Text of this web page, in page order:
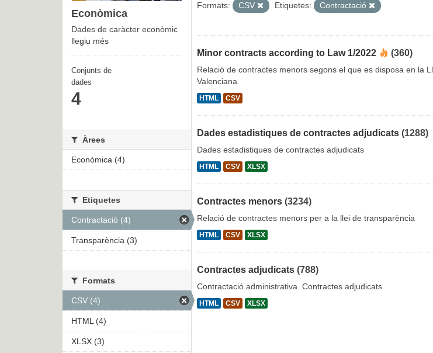
Formats: CSV Etiquetes: Contractació
Minor contracts according to Law 1/2022 (360)
Relació de contractes menors segons el que es disposa en la
Valenciana.
HTML CSV
Dades estadistiques de contractes adjudicats (1288)
Dades estadistiques de contractes adjudicats
HTML CSV XLSX
Contractes menors (3234)
Relació de contractes menors per a la llei de transparència
HTML CSV XLSX
Contractes adjudicats (788)
Contractació administrativa. Contractes adjudicats
HTML CSV XLSX
Econòmica
Dades de caràcter econòmic
llegiu més
Conjunts de
dades
4
Àrees
Econòmica (4)
Etiquetes
Contractació (4)
Transparència (3)
Formats
CSV (4)
HTML (4)
XLSX (3)